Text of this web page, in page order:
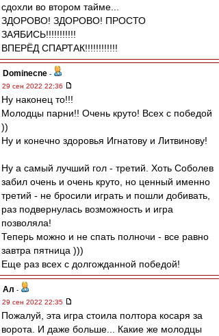
сдохли во втором тайме...
ЗДОРОВО! ЗДОРОВО! ПРОСТО
ЗАЯБИСЬ!!!!!!!!!!!
ВПЕРЁД СПАРТАК!!!!!!!!!!!!
Dominecne -
29 сен 2022 22:36
Ну наконец то!!!
Молодцы парни!! Очень круто! Всех с победой
))
Ну и конечно здоровья Игнатову и Литвинову!
Ну а самый лучший гол - третий. Хоть Соболев
забил очень и очень круто, но ценный именно
третий - не бросили играть и пошли добивать,
раз подвернулась возможность и игра
позволяла!
Теперь можно и не спать полночи - все равно
завтра пятница )))
Еще раз всех с долгожданной победой!
Ал -
29 сен 2022 22:35
Пожалуй, эта игра стоила полтора косаря за
ворота. И даже больше... Какие же молодцы